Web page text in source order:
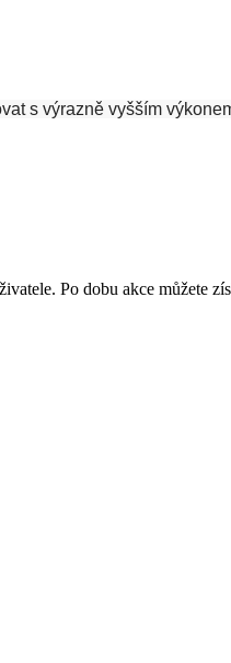
s výrazně vyšším
Po dobu akce můžete